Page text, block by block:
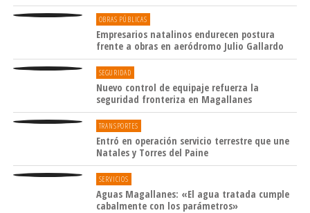
OBRAS PÚBLICAS
Empresarios natalinos endurecen postura
frente a obras en aeródromo Julio Gallardo
SEGURIDAD
Nuevo control de equipaje refuerza la
seguridad fronteriza en Magallanes
TRANSPORTES
Entró en operación servicio terrestre que une
Natales y Torres del Paine
SERVICIOS
Aguas Magallanes: «El agua tratada cumple
cabalmente con los parámetros»